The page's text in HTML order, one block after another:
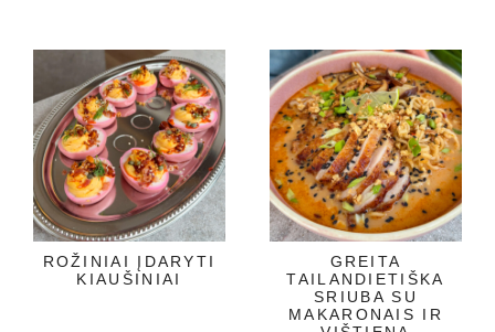
ROŽINIAI ĮDARYTI
KIAUŠINIAI
GREITA
TAILANDIETIŠKA
SRIUBA SU
MAKARONAIS IR